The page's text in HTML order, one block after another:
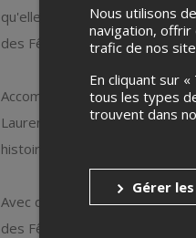
qu'elle se lance dans une
des Fêtes !
Accompagnée de son
Laurence Jalbert partage
histoires, drôles et pleines de
Avec des classiques revus et
des Fêtes de Laurence,
Nous utilisons
navigation,
trafic de nos
En cliquant sur
tous les types
trouvent dans
Gérer